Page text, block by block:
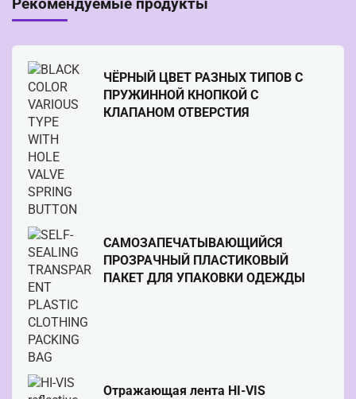
ЧЁРНЫЙ ЦВЕТ РАЗНЫХ ТИПОВ С
ПРУЖИННОЙ КНОПКОЙ С
КЛАПАНОМ ОТВЕРСТИЯ
САМОЗАПЕЧАТЫВАЮЩИЙСЯ
ПРОЗРАЧНЫЙ ПЛАСТИКОВЫЙ
ПАКЕТ ДЛЯ УПАКОВКИ ОДЕЖДЫ
Отражающая лента HI-VIS